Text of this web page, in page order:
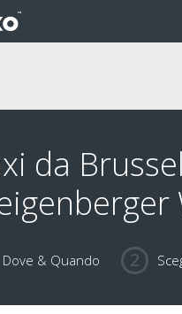
da
Dove & Quando